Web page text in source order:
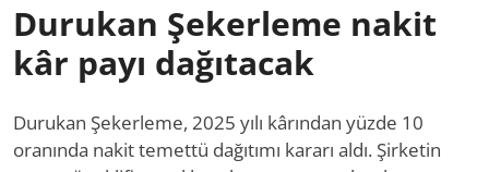
Durukan Şekerleme nakit
kâr payı dağıtacak
Durukan Şekerleme, 2025 yılı kârından yüzde 10
oranında nakit temettü dağıtımı kararı aldı. Şirketin